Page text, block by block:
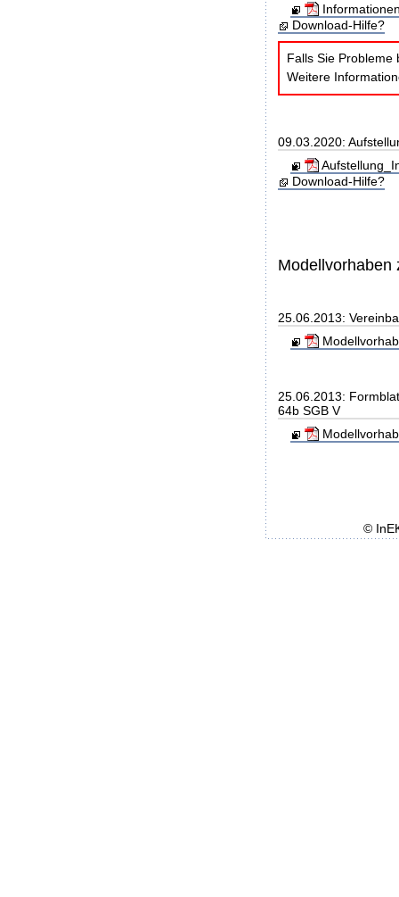
Download-Hilfe?
Falls Sie Probleme
Weitere
09.03.2020:
Download-Hilfe?
Modellvorhaben
25.06.2013:
25.06.2013:
64b SGB V
©